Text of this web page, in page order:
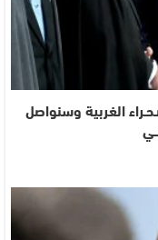
الغربية وسنواصل